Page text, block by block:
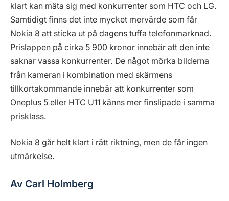
klart kan mäta sig med konkurrenter som HTC och LG.
Samtidigt finns det inte mycket mervärde som får
Nokia 8 att sticka ut på dagens tuffa telefonmarknad.
Prislappen på cirka 5 900 kronor innebär att den inte
saknar vassa konkurrenter. De något mörka bilderna
från kameran i kombination med skärmens
tillkortakommande innebär att konkurrenter som
Oneplus 5 eller HTC U11 känns mer finslipade i samma
prisklass.
Nokia 8 går helt klart i rätt riktning, men de får ingen
utmärkelse.
Av Carl Holmberg